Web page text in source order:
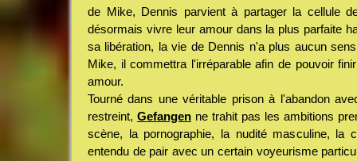
de Mike, Dennis parvient à partager la cellule
désormais vivre leur amour dans la plus parfaite
sa libération, la vie de Dennis n'a plus aucun
Mike, il commettra l'irréparable afin de pouvoir
amour.
Tourné dans une véritable prison à l'abandon
restreint, Gefangen ne trahit pas les ambitions
scène, la pornographie, la nudité masculine, la
entendu de pair avec un certain voyeurisme